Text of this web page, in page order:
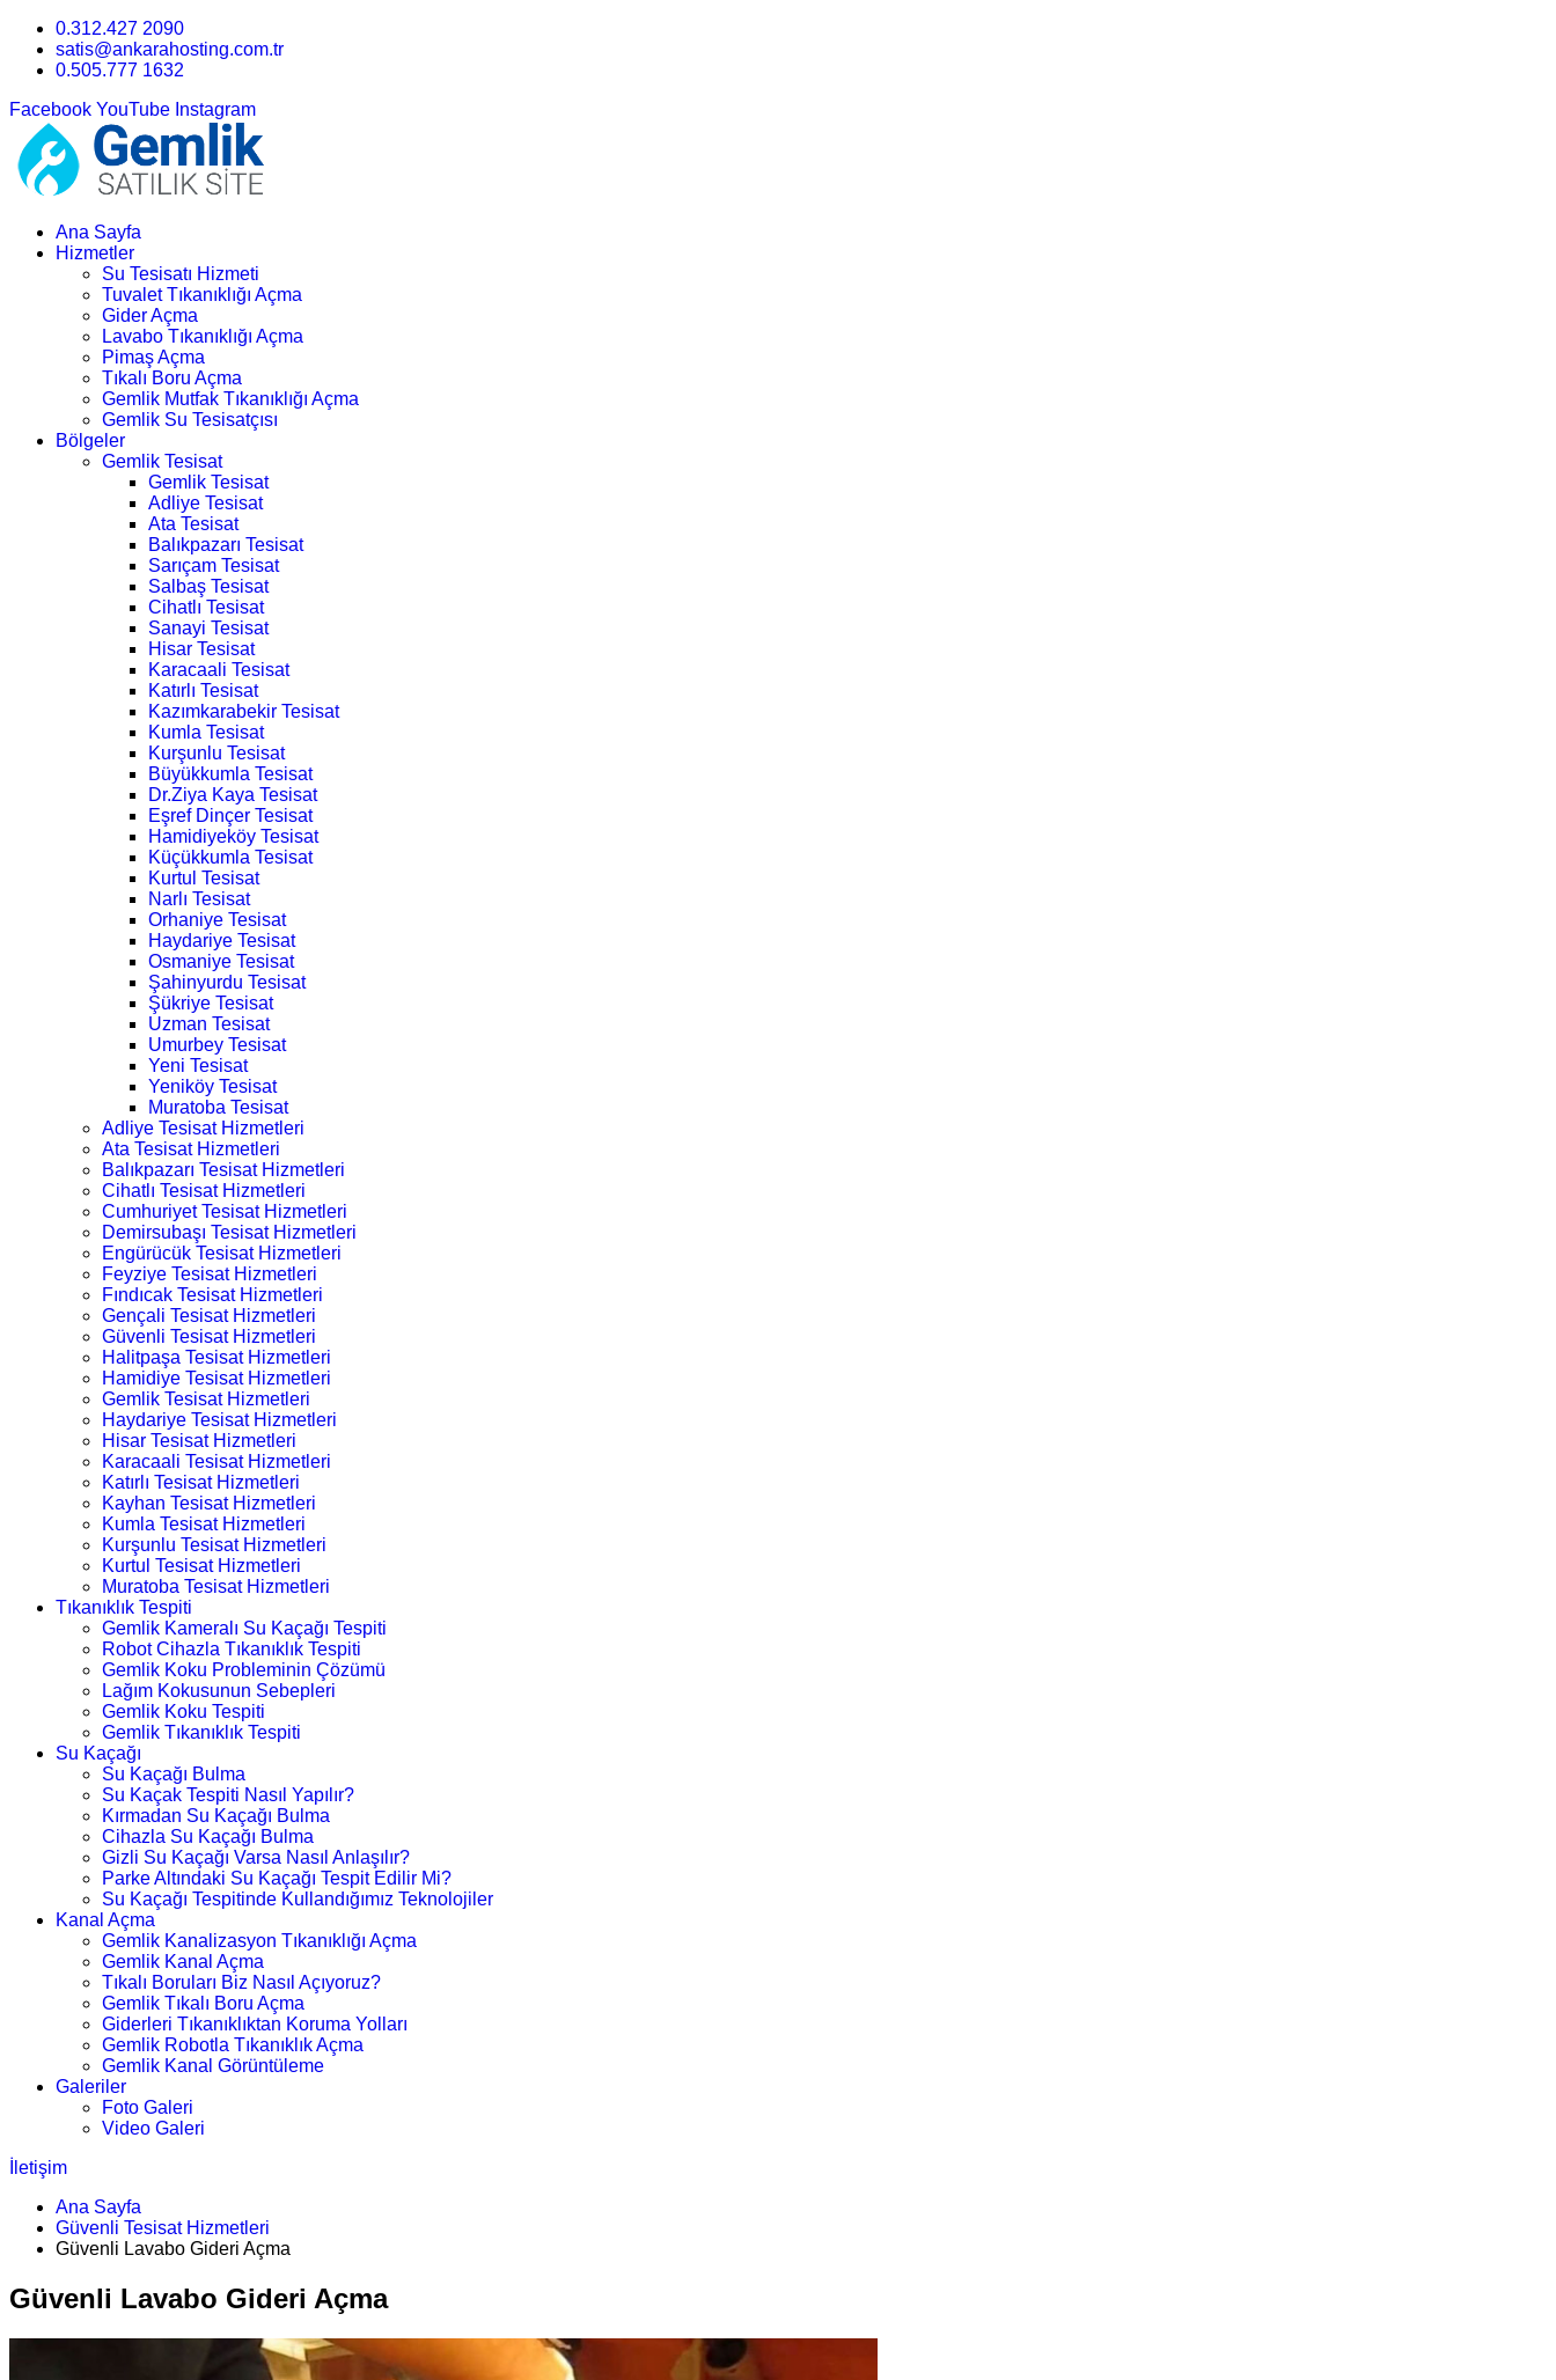
0.312.427 2090
satis@ankarahosting.com.tr
0.505.777 1632
Facebook YouTube Instagram
Ana Sayfa
Hizmetler
Su Tesisatı Hizmeti
Tuvalet Tıkanıklığı Açma
Gider Açma
Lavabo Tıkanıklığı Açma
Pimaş Açma
Tıkalı Boru Açma
Gemlik Mutfak Tıkanıklığı Açma
Gemlik Su Tesisatçısı
Bölgeler
Gemlik Tesisat
Gemlik Tesisat
Adliye Tesisat
Ata Tesisat
Balıkpazarı Tesisat
Sarıçam Tesisat
Salbaş Tesisat
Cihatlı Tesisat
Sanayi Tesisat
Hisar Tesisat
Karacaali Tesisat
Katırlı Tesisat
Kazımkarabekir Tesisat
Kumla Tesisat
Kurşunlu Tesisat
Büyükkumla Tesisat
Dr.Ziya Kaya Tesisat
Eşref Dinçer Tesisat
Hamidiyeköy Tesisat
Küçükkumla Tesisat
Kurtul Tesisat
Narlı Tesisat
Orhaniye Tesisat
Haydariye Tesisat
Osmaniye Tesisat
Şahinyurdu Tesisat
Şükriye Tesisat
Uzman Tesisat
Umurbey Tesisat
Yeni Tesisat
Yeniköy Tesisat
Muratoba Tesisat
Adliye Tesisat Hizmetleri
Ata Tesisat Hizmetleri
Balıkpazarı Tesisat Hizmetleri
Cihatlı Tesisat Hizmetleri
Cumhuriyet Tesisat Hizmetleri
Demirsubaşı Tesisat Hizmetleri
Engürücük Tesisat Hizmetleri
Feyziye Tesisat Hizmetleri
Fındıcak Tesisat Hizmetleri
Gençali Tesisat Hizmetleri
Güvenli Tesisat Hizmetleri
Halitpaşa Tesisat Hizmetleri
Hamidiye Tesisat Hizmetleri
Gemlik Tesisat Hizmetleri
Haydariye Tesisat Hizmetleri
Hisar Tesisat Hizmetleri
Karacaali Tesisat Hizmetleri
Katırlı Tesisat Hizmetleri
Kayhan Tesisat Hizmetleri
Kumla Tesisat Hizmetleri
Kurşunlu Tesisat Hizmetleri
Kurtul Tesisat Hizmetleri
Muratoba Tesisat Hizmetleri
Tıkanıklık Tespiti
Gemlik Kameralı Su Kaçağı Tespiti
Robot Cihazla Tıkanıklık Tespiti
Gemlik Koku Probleminin Çözümü
Lağım Kokusunun Sebepleri
Gemlik Koku Tespiti
Gemlik Tıkanıklık Tespiti
Su Kaçağı
Su Kaçağı Bulma
Su Kaçak Tespiti Nasıl Yapılır?
Kırmadan Su Kaçağı Bulma
Cihazla Su Kaçağı Bulma
Gizli Su Kaçağı Varsa Nasıl Anlaşılır?
Parke Altındaki Su Kaçağı Tespit Edilir Mi?
Su Kaçağı Tespitinde Kullandığımız Teknolojiler
Kanal Açma
Gemlik Kanalizasyon Tıkanıklığı Açma
Gemlik Kanal Açma
Tıkalı Boruları Biz Nasıl Açıyoruz?
Gemlik Tıkalı Boru Açma
Giderleri Tıkanıklıktan Koruma Yolları
Gemlik Robotla Tıkanıklık Açma
Gemlik Kanal Görüntüleme
Galeriler
Foto Galeri
Video Galeri
İletişim
Ana Sayfa
Güvenli Tesisat Hizmetleri
Güvenli Lavabo Gideri Açma
Güvenli Lavabo Gideri Açma